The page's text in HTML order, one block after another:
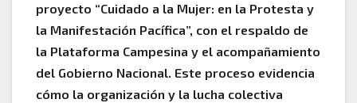
proyecto “Cuidado a la Mujer: en la Protesta y
la Manifestación Pacífica”, con el respaldo de
la Plataforma Campesina y el acompañamiento
del Gobierno Nacional. Este proceso evidencia
cómo la organización y la lucha colectiva